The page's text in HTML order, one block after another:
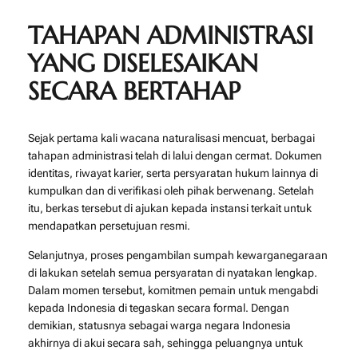
TAHAPAN ADMINISTRASI
YANG DISELESAIKAN
SECARA BERTAHAP
Sejak pertama kali wacana naturalisasi mencuat, berbagai
tahapan administrasi telah di lalui dengan cermat. Dokumen
identitas, riwayat karier, serta persyaratan hukum lainnya di
kumpulkan dan di verifikasi oleh pihak berwenang. Setelah
itu, berkas tersebut di ajukan kepada instansi terkait untuk
mendapatkan persetujuan resmi.
Selanjutnya, proses pengambilan sumpah kewarganegaraan
di lakukan setelah semua persyaratan di nyatakan lengkap.
Dalam momen tersebut, komitmen pemain untuk mengabdi
kepada Indonesia di tegaskan secara formal. Dengan
demikian, statusnya sebagai warga negara Indonesia
akhirnya di akui secara sah, sehingga peluangnya untuk